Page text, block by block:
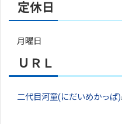
定休日
月曜日
ＵＲＬ
二代目河童(にだいめかっぱ)